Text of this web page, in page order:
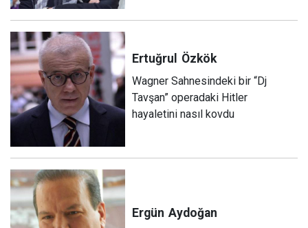
Ertuğrul Özkök
Wagner Sahnesindeki bir “Dj
Tavşan” operadaki Hitler
hayaletini nasıl kovdu
Ergün Aydoğan